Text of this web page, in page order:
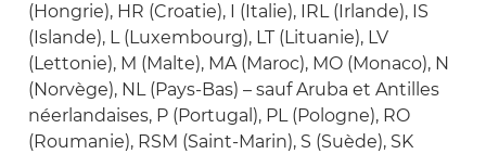
(Hongrie), HR (Croatie), I (Italie), IRL (Irlande), IS
(Islande), L (Luxembourg), LT (Lituanie), LV
(Lettonie), M (Malte), MA (Maroc), MO (Monaco), N
(Norvège), NL (Pays-Bas) – sauf Aruba et Antilles
néerlandaises, P (Portugal), PL (Pologne), RO
(Roumanie), RSM (Saint-Marin), S (Suède), SK